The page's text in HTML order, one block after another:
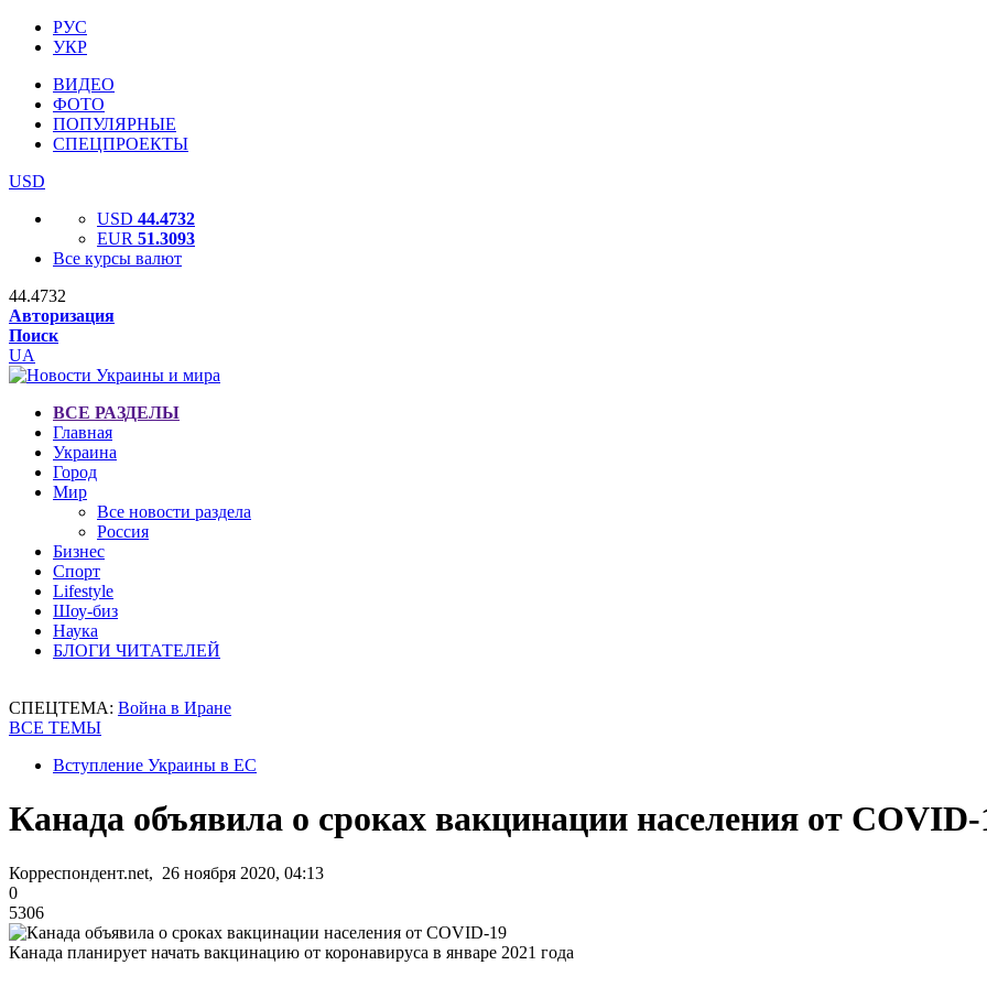
РУС
УКР
ВИДЕО
ФОТО
ПОПУЛЯРНЫЕ
СПЕЦПРОЕКТЫ
USD
USD 44.4732
EUR 51.3093
Все курсы валют
44.4732
Авторизация
Поиск
UA
ВСЕ РАЗДЕЛЫ
Главная
Украина
Город
Мир
Все новости раздела
Россия
Бизнес
Спорт
Lifestyle
Шоу-биз
Наука
БЛОГИ ЧИТАТЕЛЕЙ
СПЕЦТЕМА: Война в Иране
ВСЕ ТЕМЫ
Вступление Украины в ЕС
Канада объявила о сроках вакцинации населения от COVID-
Корреспондент.net, 26 ноября 2020, 04:13
0
5306
Канада планирует начать вакцинацию от коронавируса в январе 2021 года